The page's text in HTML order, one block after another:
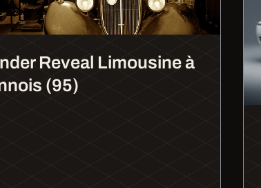
Reveal Limousine à
(95)